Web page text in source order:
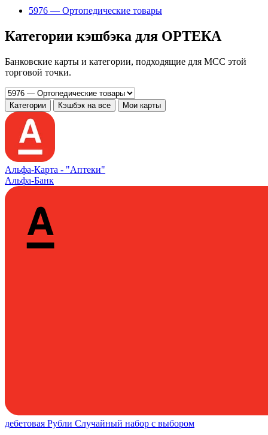
5976 — Ортопедические товары
Категории кэшбэка для ОРТЕКА
Банковские карты и категории, подходящие для MCC этой
торговой точки.
Категории Кэшбэк на все Мои карты
Альфа‑Карта - "Аптеки"
Альфа-Банк
дебетовая Рубли Случайный набор с выбором